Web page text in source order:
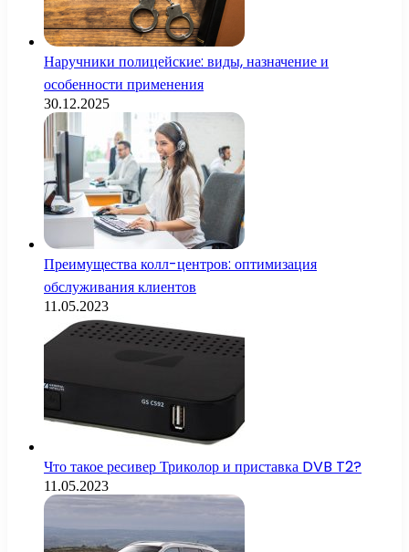
Наручники полицейские: виды, назначение и
особенности применения
30.12.2025
Преимущества колл-центров: оптимизация
обслуживания клиентов
11.05.2023
Что такое ресивер Триколор и приставка DVB T2?
11.05.2023